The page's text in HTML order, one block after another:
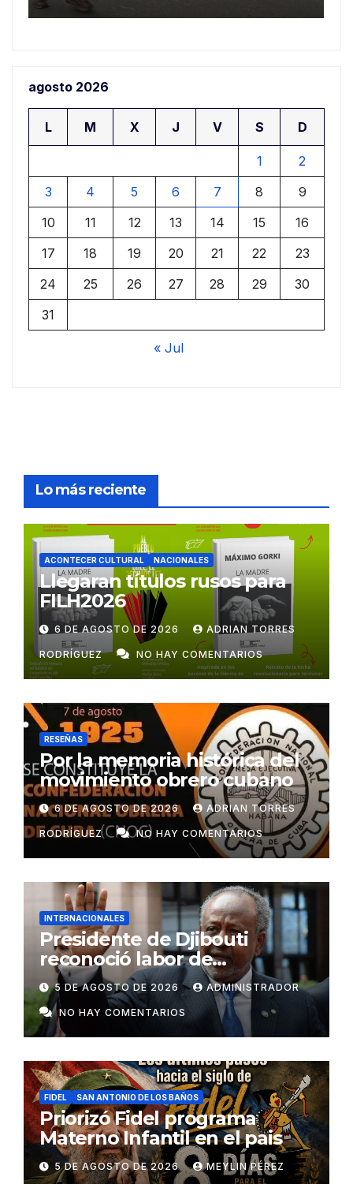
agosto 2026
L M X J V S D
1
2
3
4 5 6 7 8
9
10
11 12 13 14 15
16
17
18 19 20 21 22
23
24
25 26 27 28 29
30
31
« Jul
Lo más reciente
ACONTECER CULTURAL NACIONALES
Llegaran títulos rusos para
FILH2026
6 DE AGOSTO DE 2026 ADRIAN TORRES
RODRÍGUEZ NO HAY COMENTARIOS
RESEÑAS
Por la memoria histórica del
movimiento obrero cubano
6 DE AGOSTO DE 2026 ADRIAN TORRES
RODRÍGUEZ NO HAY COMENTARIOS
INTERNACIONALES
Presidente de Djibouti
reconoció labor de
colaboradores de Cuba
5 DE AGOSTO DE 2026 ADMINISTRADOR
NO HAY COMENTARIOS
FIDEL SAN ANTONIO DE LOS BAÑOS
Priorizó Fidel programa
Materno Infantil en el pais
5 DE AGOSTO DE 2026 MEYLIN PÉREZ